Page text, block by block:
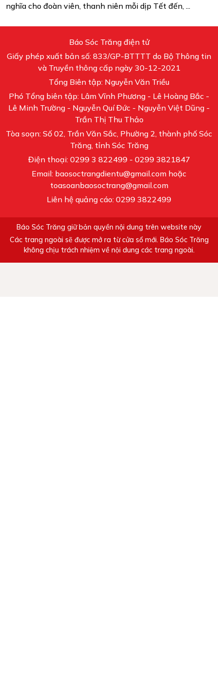
nghĩa cho đoàn viên, thanh niên mỗi dịp Tết đến, ...
Báo Sóc Trăng điện tử
Giấy phép xuất bản số: 833/GP-BTTTT do Bộ Thông tin
và Truyền thông cấp ngày 30-12-2021
Tổng Biên tập: Nguyễn Văn Triều
Phó Tổng biên tập: Lâm Vĩnh Phương - Lê Hoàng Bắc -
Lê Minh Trường - Nguyễn Quí Đức - Nguyễn Việt Dũng -
Trần Thị Thu Thảo
Tòa soạn: Số 02, Trần Văn Sắc, Phường 2, thành phố Sóc
Trăng, tỉnh Sóc Trăng
Điện thoại: 0299 3 822499 - 0299 3821847
Email: baosoctrangdientu@gmail.com hoặc
toasoanbaosoctrang@gmail.com
Liên hệ quảng cáo: 0299 3822499
Báo Sóc Trăng giữ bản quyền nội dung trên website này
Các trang ngoài sẽ được mở ra từ cửa sổ mới. Báo Sóc Trăng
không chịu trách nhiệm về nội dung các trang ngoài.